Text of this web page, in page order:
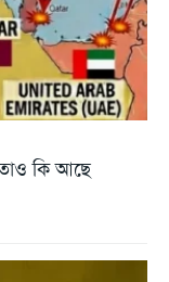
কি আছে